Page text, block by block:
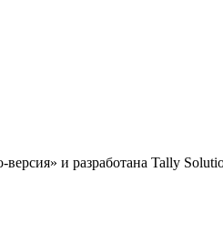
и разработана Tally